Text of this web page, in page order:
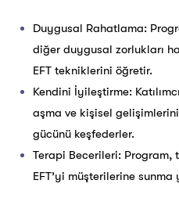
Duygusal Rahatlama:
diğer duygusal zorlukları
EFT tekniklerini öğretir.
Kendini İyileştirme:
aşma ve kişisel
gücünü keşfederler.
Terapi Becerileri: Program,
EFT’yi müşterilerine sunma